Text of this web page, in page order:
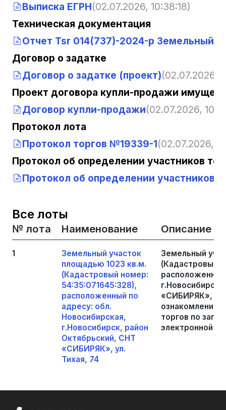
Выписка ЕГРН(02.07.2026, 10:38:18)
Техническая документация
Отчет Tsr 014(737)-2024-р Земельный
Договор о задатке
Договор о задатке (проект)(02.07.2026,
Проект договора купли-продажи
Договор купли-продажи(02.07.2026,
Протокол лота
Протокол торгов №19339-1(02.07.2026,
Протокол об определении участников
Протокол об определении участников
Все лоты
№ лота Наименование Описание
1
Земельный участок
площадью 1023 кв.м.
(Кадастровый номер:
54:35:071645:328),
расположенный по
адресу: обл.
Новосибирская,
г.Новосибирск, район
Октябрьский, СНТ
«СИБИРЯК», ул.
Тихая, 74
Земельный
(Кадастровый
«СИБИРЯК», ул.
ознакомления
торгов по
электронной